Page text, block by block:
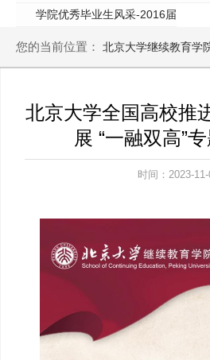
学院优秀毕业生风采-2016届
您的当前位置： 北京大学继续教育学
北京大学全国高校推
展 “一融双高”
时间：2023-11-